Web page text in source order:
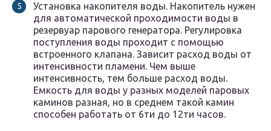
Установка накопителя воды. Накопитель нужен
для автоматической проходимости воды в
резервуар парового генератора. Регулировка
поступления воды проходит с помощью
встроенного клапана. Зависит расход воды от
интенсивности пламени. Чем выше
интенсивность, тем больше расход воды.
Емкость для воды у разных моделей паровых
каминов разная, но в среднем такой камин
способен работать от 6ти до 12ти часов.